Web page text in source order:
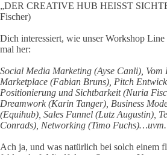
„DER CREATIVE HUB HEISST
Fischer)
Dich interessiert, wie unser Workshop
mal her:
Social Media Marketing (Ayse Canli), Vom
Marketplace (Fabian Bruns), Pitch
Positionierung und Sichtbarkeit (Nuria
Dreamwork (Karin Tanger), Business
(Equihub), Sales Funnel (Lutz Augustin),
Conrads), Networking (Timo Fuchs)…uvm.
Ach ja, und was natürlich bei solch einem